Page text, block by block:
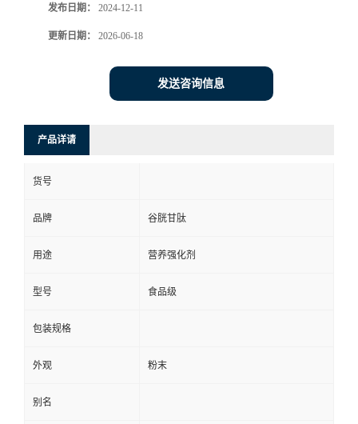
发布日期： 2024-12-11
更新日期： 2026-06-18
发送咨询信息
产品详请
货号
品牌 谷胱甘肽
用途 营养强化剂
型号 食品级
包装规格
外观 粉末
别名